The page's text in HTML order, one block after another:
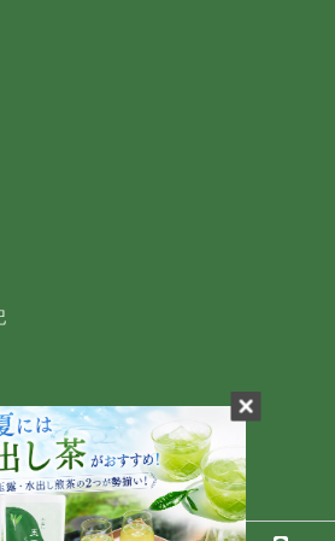
CHA-HONPO All Right reserved.